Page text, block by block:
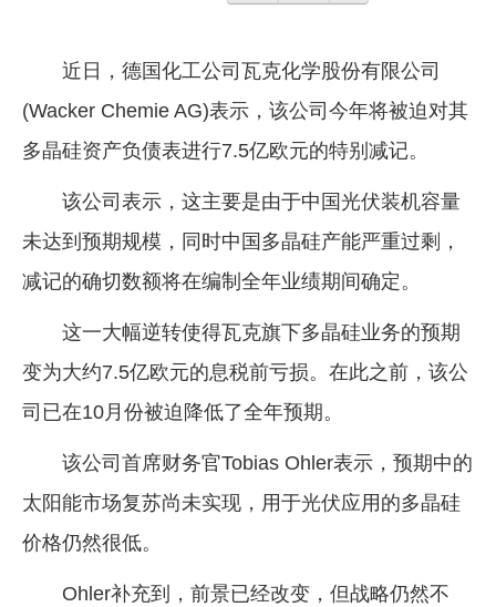
党建工作
企业文化
《资源再生》杂志
行情报价
数字报
近日，德国化工公司瓦克化学股份有限公司
(Wacker Chemie AG)表示，该公司今年将被迫对其
多晶硅资产负债表进行7.5亿欧元的特别减记。
该公司表示，这主要是由于中国光伏装机容量
未达到预期规模，同时中国多晶硅产能严重过剩，
减记的确切数额将在编制全年业绩期间确定。
这一大幅逆转使得瓦克旗下多晶硅业务的预期
变为大约7.5亿欧元的息税前亏损。在此之前，该公
司已在10月份被迫降低了全年预期。
该公司首席财务官Tobias Ohler表示，预期中的
太阳能市场复苏尚未实现，用于光伏应用的多晶硅
价格仍然很低。
Ohler补充到，前景已经改变，但战略仍然不